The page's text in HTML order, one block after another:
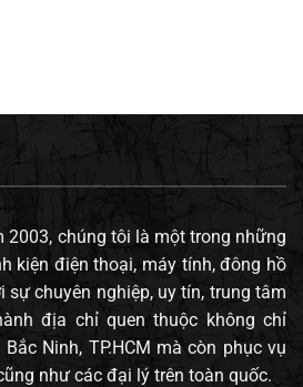
chúng tôi là một trong những
kiện điện thoại, máy tính, đông hồ
sự chuyên nghiệp, uy tín, trung tâm
địa chỉ quen thuộc không chỉ
Ninh, TP.HCM mà còn phục vụ
như các đại lý trên toàn quốc.